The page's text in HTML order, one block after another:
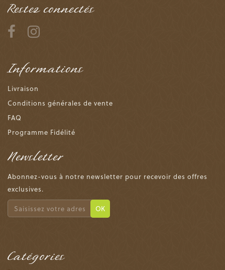
Restez connectés
Informations
Livraison
Conditions générales de vente
FAQ
Programme Fidélité
Newsletter
Abonnez-vous à notre newsletter pour recevoir des offres
exclusives.
OK
Catégories